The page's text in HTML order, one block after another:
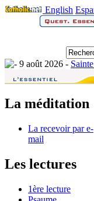
English
9 août 2026 -
La méditation
La recevoir par e-
mail
Les lectures
1ère lecture